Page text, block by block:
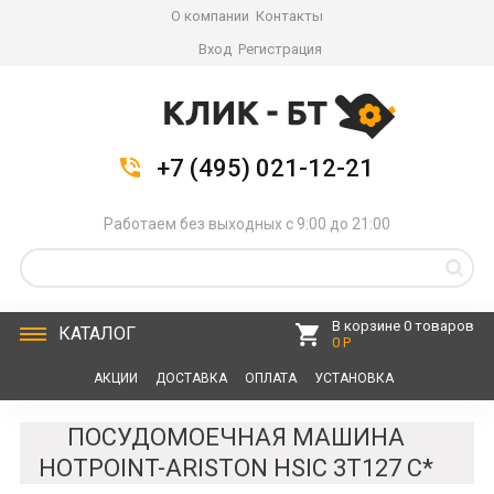
О компании Контакты
Вход Регистрация
+7 (495) 021-12-21
Работаем без выходных с 9:00 до 21:00
КАТАЛОГ
В корзине 0 товаров
0 Р
АКЦИИ ДОСТАВКА ОПЛАТА УСТАНОВКА
ПОСУДОМОЕЧНАЯ МАШИНА
HOTPOINT-ARISTON HSIC 3T127 C*